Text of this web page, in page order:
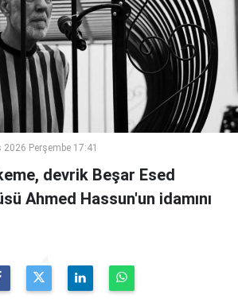
Perşembe 17:41
devrik Beşar Esed
Ahmed Hassun'un idamını